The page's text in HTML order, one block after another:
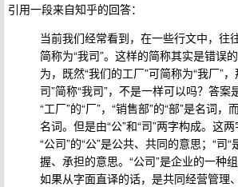
引用一段来自知乎的回答：
当前我们经常看到，在一些行文中，往
简称为“我司”。这样的简称其实是错误
为，既然“我们的工厂”可简称为“我厂”
司”简称“我司”，不是一样可以吗？答案
“工厂”的“厂”，“销售部”的“部”是名词，
名词。但是由“公”和“司”两字构成。这两
“公司”的“公”是公共、共同的意思；“司
握、承担的意思。“公司”是企业的一种
如果从字面直译的话，是共同经营管理